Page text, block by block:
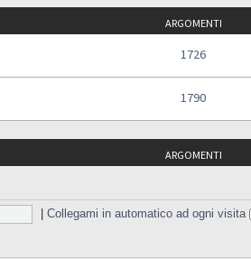
ARGOMENTI
1726
1790
ARGOMENTI
|Collegami in automatico ad ogni visita